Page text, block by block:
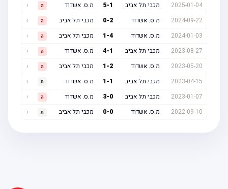
2025-01-04
מכבי תל אביב 5 מ.ס. אשדוד
2024-09-22
מ.ס. אשדוד 0- מכבי תל אביב
2024-01-03
מ.ס. אשדוד 1- מכבי תל אביב
2023-08-27
מכבי תל אביב 4 מ.ס. אשדוד
2023-05-20
מ.ס. אשדוד 1- מכבי תל אביב
2023-04-15
מכבי תל אביב 1 מ.ס. אשדוד
2023-01-07
מכבי תל אביב 3- מ.ס. אשדוד
2022-09-10
מ.ס. אשדוד 0- מכבי תל אביב